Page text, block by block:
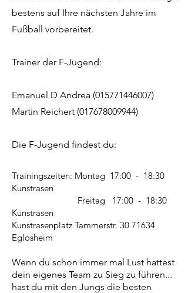
bestens auf Ihre nächsten Jahre im
Fußball vorbereitet.
Trainer der F-Jugend:
Emanuel D Andrea (015771446007)
Martin Reichert (017678009944)
Die F-Jugend findest du:
Trainingszeiten: Montag 17:00 - 18:30
Kunstrasen
Freitag 17:00 - 18:30
Kunstrasen
Kunstrasenplatz Tammerstr. 30 71634
Eglosheim
Wenn du schon immer mal Lust hattest
dein eigenes Team zu Sieg zu führen...
hast du mit den Jungs die besten